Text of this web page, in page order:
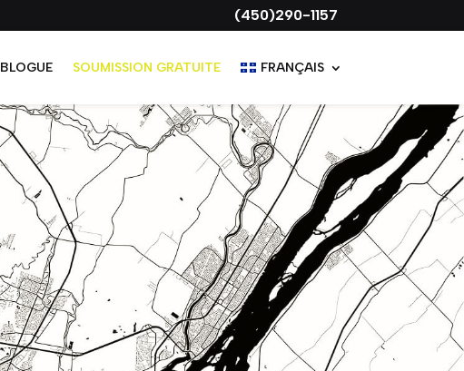
(450)290-1157
BLOGUE SOUMISSION GRATUITE FRANÇAIS